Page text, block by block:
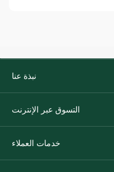
نبذة عنا
التسوق عبر الإنترنت
خدمات العملاء